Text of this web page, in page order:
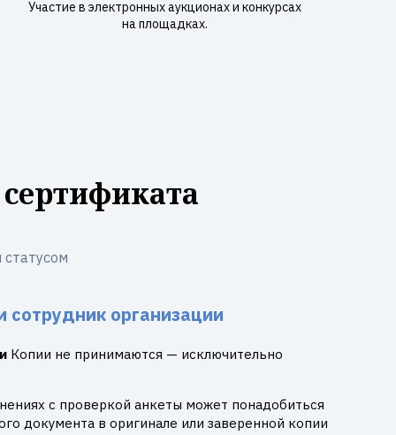
Участие в электронных аукционах и конкурсах
на площадках.
организации
Копии не принимаются — исключительно
с проверкой анкеты может понадобиться
документа в оригинале или заверенной копии